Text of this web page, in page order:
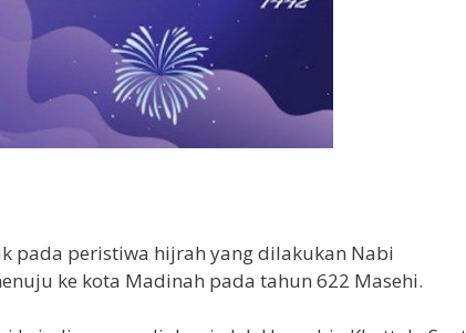
pada peristiwa hijrah yang dilakukan Nabi
ke kota Madinah pada tahun 622 Masehi.